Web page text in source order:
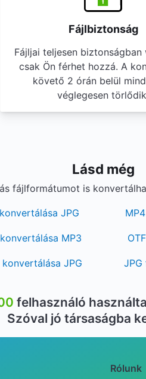
Fájlbiztonság
Fájljai teljesen biztonságban
csak Ön férhet hozzá. A
követő 2 órán belül
véglegesen
Lásd még
fájlformátumot is
JPG
MP3
JPG JPG
felhasználó
Szóval jó társaságba
Rólunk